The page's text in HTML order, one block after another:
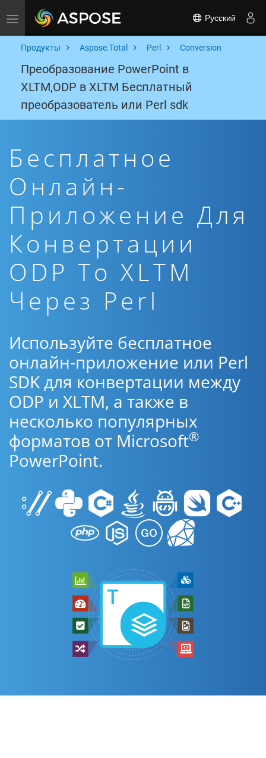
Toggle navigation Русский
Продукты Aspose.Total Perl Conversion
Преобразование PowerPoint в
XLTM,ODP в XLTM Бесплатный
преобразователь или Perl sdk
Бесплатное
Онлайн-
Приложение Для
Конвертации
ODP To XLTM
Через Perl
Используйте бесплатное
онлайн-приложение или Perl
SDK для конвертации между
ODP и XLTM, а также в
несколько популярных
форматов от Microsoft®
PowerPoint.